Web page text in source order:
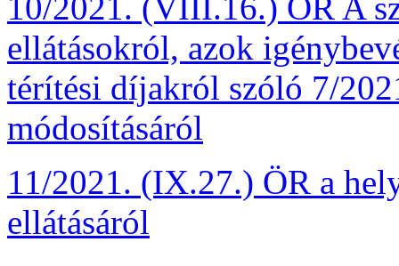
10/2021. (VIII.16.) ÖR A
ellátásokról, azok
térítési díjakról szóló 7/
módosításáról
11/2021. (IX.27.) ÖR a
ellátásáról